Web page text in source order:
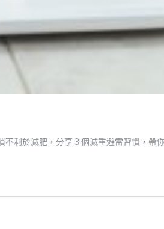
利於減肥，分享３個減重避雷習慣，帶